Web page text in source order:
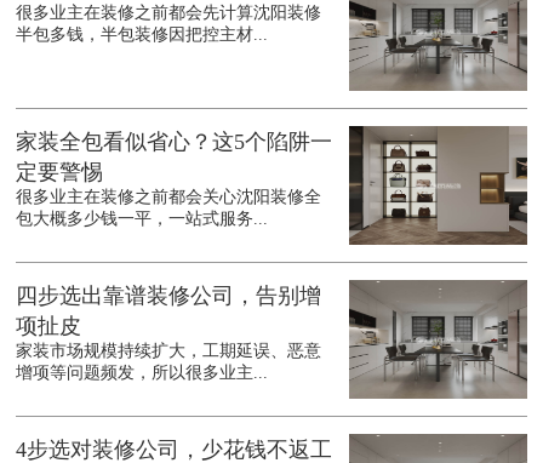
很多业主在装修之前都会先计算沈阳装修
半包多钱，半包装修因把控主材...
家装全包看似省心？这5个陷阱一
定要警惕
很多业主在装修之前都会关心沈阳装修全
包大概多少钱一平，一站式服务...
四步选出靠谱装修公司，告别增
项扯皮
家装市场规模持续扩大，工期延误、恶意
增项等问题频发，所以很多业主...
4步选对装修公司，少花钱不返工